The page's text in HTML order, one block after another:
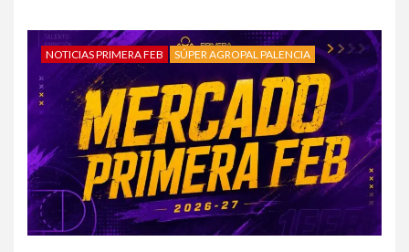
NOTICIAS PRIMERA FEB SÚPER AGROPAL PALENCIA